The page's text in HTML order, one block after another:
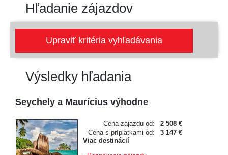
Hľadanie zájazdov
Výsledky hľadania
Seychely a Maurícius výhodne
Cena zájazdu od:
2 508 €
Cena s príplatkami od:
3 147 €
Viac destinácií